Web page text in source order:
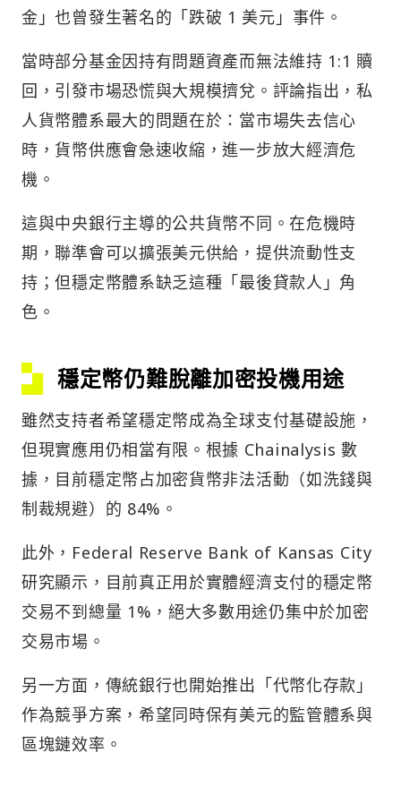
金」也曾發生著名的「跌破 1 美元」事件。
當時部分基金因持有問題資產而無法維持 1:1 贖
回，引發市場恐慌與大規模擠兌。評論指出，私
人貨幣體系最大的問題在於：當市場失去信心
時，貨幣供應會急速收縮，進一步放大經濟危
機。
這與中央銀行主導的公共貨幣不同。在危機時
期，聯準會可以擴張美元供給，提供流動性支
持；但穩定幣體系缺乏這種「最後貸款人」角
色。
穩定幣仍難脫離加密投機用途
雖然支持者希望穩定幣成為全球支付基礎設施，
但現實應用仍相當有限。根據 Chainalysis 數
據，目前穩定幣占加密貨幣非法活動（如洗錢與
制裁規避）的 84%。
此外，Federal Reserve Bank of Kansas City
研究顯示，目前真正用於實體經濟支付的穩定幣
交易不到總量 1%，絕大多數用途仍集中於加密
交易市場。
另一方面，傳統銀行也開始推出「代幣化存款」
作為競爭方案，希望同時保有美元的監管體系與
區塊鏈效率。